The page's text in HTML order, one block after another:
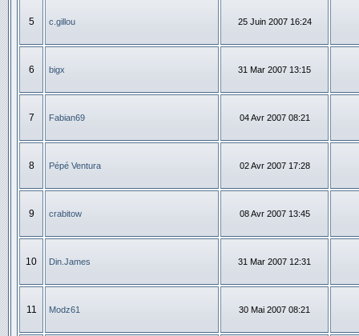
5 c.gillou 25 Juin 2007 16:24
6 bigx 31 Mar 2007 13:15
7 Fabian69 04 Avr 2007 08:21
8 Pépé Ventura 02 Avr 2007 17:28
9 crabitow 08 Avr 2007 13:45
10 Din.James 31 Mar 2007 12:31
11 Modz61 30 Mai 2007 08:21